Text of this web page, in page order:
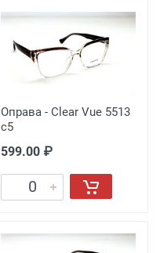
Оправа - Clear Vue 5513
c5
599.00 ₽